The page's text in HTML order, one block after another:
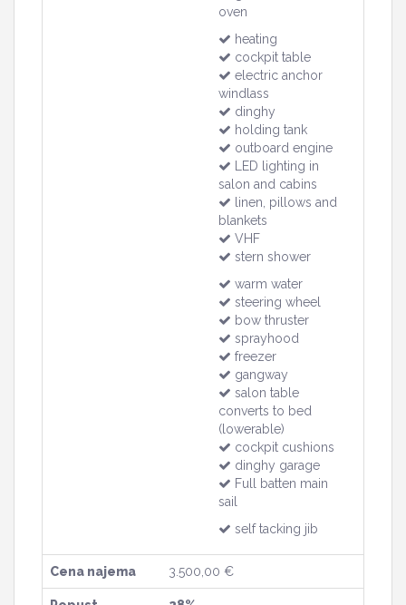
oven
heating
cockpit table
electric anchor
windlass
dinghy
holding tank
outboard engine
LED lighting in
salon and cabins
linen, pillows and
blankets
VHF
stern shower
warm water
steering wheel
bow thruster
sprayhood
freezer
gangway
salon table
converts to bed
(lowerable)
cockpit cushions
dinghy garage
Full batten main
sail
self tacking jib
Cena najema 3.500,00 €